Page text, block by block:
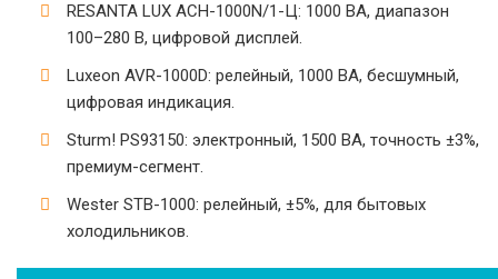
RESANTA LUX ACH-1000N/1-Ц: 1000 ВА, диапазон
100–280 В, цифровой дисплей.
Luxeon AVR-1000D: релейный, 1000 ВА, бесшумный,
цифровая индикация.
Sturm! PS93150: электронный, 1500 ВА, точность ±3%,
премиум-сегмент.
Wester STB-1000: релейный, ±5%, для бытовых
холодильников.